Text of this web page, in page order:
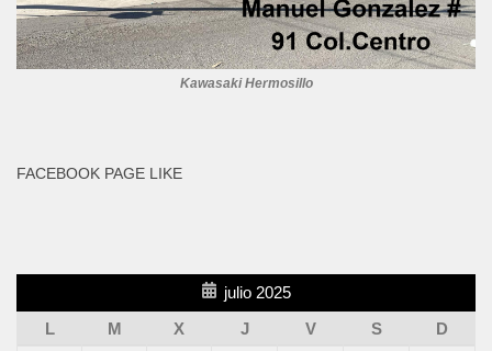
Kawasaki Hermosillo
FACEBOOK PAGE LIKE
julio 2025
L
M X J V S
D